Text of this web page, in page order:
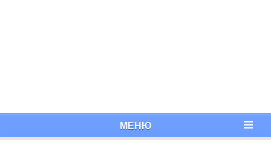
МЕНЮ